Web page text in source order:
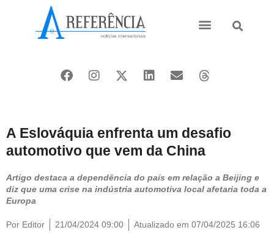
A Eslováquia enfrenta um desafio
automotivo que vem da China
Artigo destaca a dependência do país em relação a Beijing e
diz que uma crise na indústria automotiva local afetaria toda a
Europa
Por Editor 21/04/2024 09:00 Atualizado em 07/04/2025 16:06